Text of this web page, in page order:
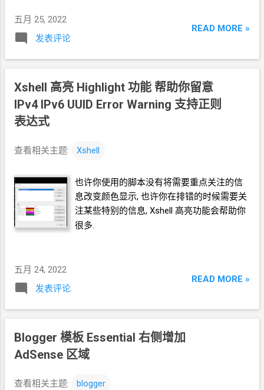
五月 25, 2022
发表评论
READ MORE »
Xshell 高亮 Highlight 功能 帮助你留意
IPv4 IPv6 UUID Error Warning 支持正则
表达式
查看相关主题: Xshell
也许你使用的脚本没有将需要重点关注的信
息改变颜色显示, 也许你在排错的时候需要关
注某些特别的信息, Xshell 高亮功能会帮助你
很多.
五月 24, 2022
发表评论
READ MORE »
Blogger 模板 Essential 右侧增加
AdSense 区域
查看相关主题: blogger